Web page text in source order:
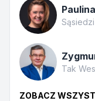
Tak
ZOBACZ